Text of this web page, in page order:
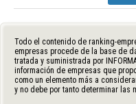
Todo el contenido de ranking-
empresas procede de la base de
tratada y suministrada por
información de empresas que
como un elemento más a
y no debe por tanto determinar las